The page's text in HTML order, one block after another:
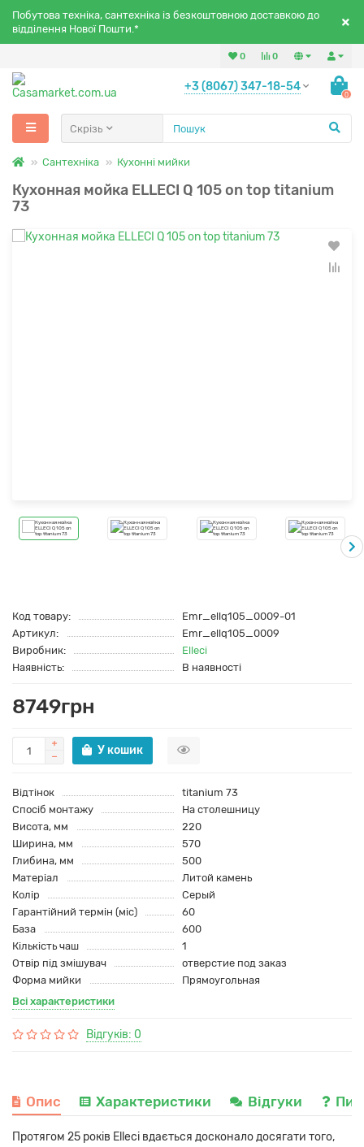
Побутова техніка, сантехніка із безкоштовною доставкою до
відділення Нової Пошти.*
0
0
+3 (8067) 347-18-54
0
Скрізь
Сантехніка Кухонні мийки
Кухонная мойка ELLECI Q 105 on top titanium
73
Код товару:
Emr_ellq105_0009-01
Артикул:
Emr_ellq105_0009
Виробник:
Elleci
Наявність:
В наявності
8749грн
У кошик
Відтінок
titanium 73
Спосіб монтажу
На столешницу
Висота, мм
220
Ширина, мм
570
Глибина, мм
500
Матеріал
Литой камень
Колір
Серый
Гарантійний термін (міс)
60
База
600
Кількість чаш
1
Отвір під змішувач
отверстие под заказ
Форма мийки
Прямоугольная
Всі характеристики
Відгуків: 0
Опис Характеристики Відгуки
Протягом 25 років Elleci вдається досконало досягати того,